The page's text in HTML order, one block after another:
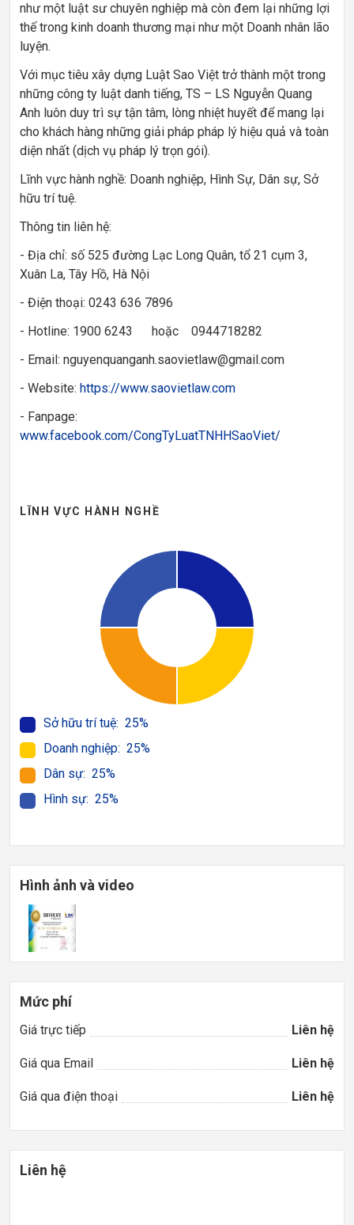
như một luật sư chuyên nghiệp mà còn đem lại những lợi
thế trong kinh doanh thương mại như một Doanh nhân lão
luyện.
Với mục tiêu xây dựng Luật Sao Việt trở thành một trong
những công ty luật danh tiếng, TS – LS Nguyễn Quang
Anh luôn duy trì sự tận tâm, lòng nhiệt huyết để mang lại
cho khách hàng những giải pháp pháp lý hiệu quả và toàn
diện nhất (dịch vụ pháp lý trọn gói).
Lĩnh vực hành nghề: Doanh nghiệp, Hình Sự, Dân sự, Sở
hữu trí tuệ.
Thông tin liên hệ:
- Địa chỉ: số 525 đường Lạc Long Quân, tổ 21 cụm 3,
Xuân La, Tây Hồ, Hà Nội
- Điện thoại: 0243 636 7896
- Hotline: 1900 6243 hoặc 0944718282
- Email: nguyenquanganh.saovietlaw@gmail.com
- Website: https://www.saovietlaw.com
- Fanpage:
www.facebook.com/CongTyLuatTNHHSaoViet/
LĨNH VỰC HÀNH NGHỀ
Sở hữu trí tuệ: 25%
Doanh nghiệp: 25%
Dân sự: 25%
Hình sự: 25%
Hình ảnh và video
Mức phí
Giá trực tiếp Liên hệ
Giá qua Email Liên hệ
Giá qua điện thoại Liên hệ
Liên hệ